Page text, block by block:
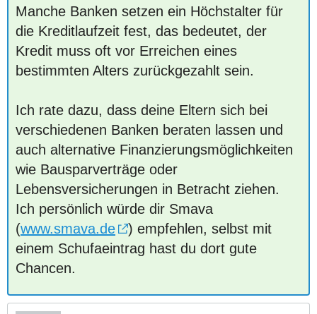
Manche Banken setzen ein Höchstalter für
die Kreditlaufzeit fest, das bedeutet, der
Kredit muss oft vor Erreichen eines
bestimmten Alters zurückgezahlt sein.
Ich rate dazu, dass deine Eltern sich bei
verschiedenen Banken beraten lassen und
auch alternative Finanzierungsmöglichkeiten
wie Bausparverträge oder
Lebensversicherungen in Betracht ziehen.
Ich persönlich würde dir Smava
(www.smava.de
) empfehlen, selbst mit
einem Schufaeintrag hast du dort gute
Chancen.